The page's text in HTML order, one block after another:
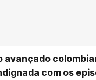
avançado
com os